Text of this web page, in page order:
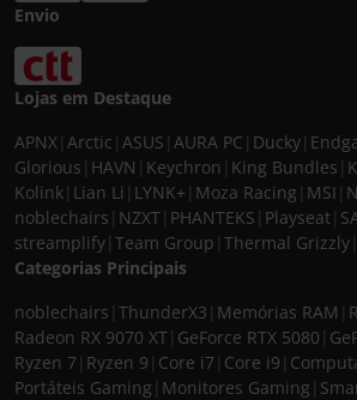
Envio
Lojas em Destaque
APNX Arctic ASUS AURA PC Ducky
Glorious HAVN Keychron King Bundles
Kolink Lian Li LYNK+ Moza Racing MSI
noblechairs NZXT PHANTEKS Playseat
streamplify Team Group Thermal Grizzly
Categorias Principais
noblechairs ThunderX3 Memórias RAM
Radeon RX 9070 XT GeForce RTX 5080
Ryzen 7 Ryzen 9 Core i7 Core i9
Portáteis Gaming Monitores Gaming